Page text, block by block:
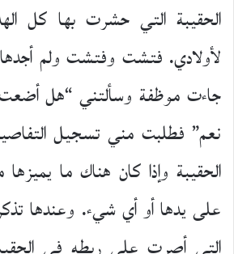
الحقيبة التي حشرت بها كل
لأولادي. فتشت وفتشت ولم
جاءت موظفة وسألتني “هل
نعم” فطلبت مني تسجيل
الحقيبة وإذا كان هناك ما
على يدها أو أي شيء. وعندها